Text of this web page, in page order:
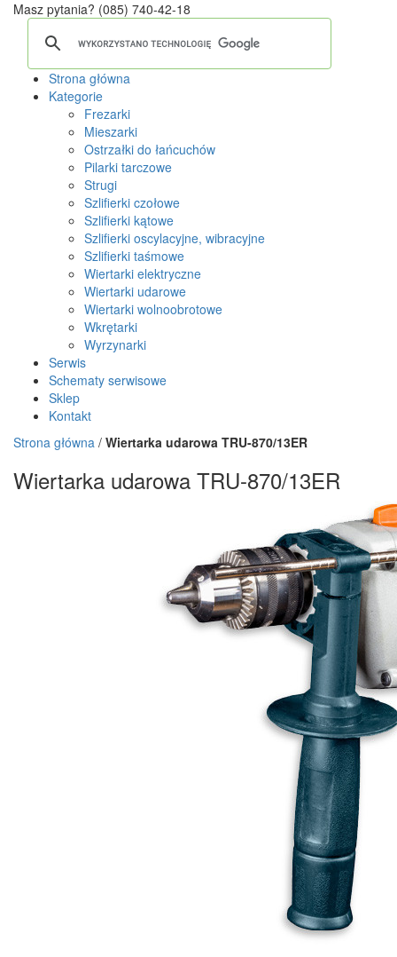
Masz pytania? (085) 740-42-18
Strona główna
Kategorie
Frezarki
Mieszarki
Ostrzałki do łańcuchów
Pilarki tarczowe
Strugi
Szlifierki czołowe
Szlifierki kątowe
Szlifierki oscylacyjne, wibracyjne
Szlifierki taśmowe
Wiertarki elektryczne
Wiertarki udarowe
Wiertarki wolnoobrotowe
Wkrętarki
Wyrzynarki
Serwis
Schematy serwisowe
Sklep
Kontakt
Strona główna / Wiertarka udarowa TRU-870/13ER
Wiertarka udarowa TRU-870/13ER